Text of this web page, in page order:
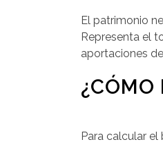
El patrimonio
Representa el
aportaciones
¿CÓMO
Para calcular